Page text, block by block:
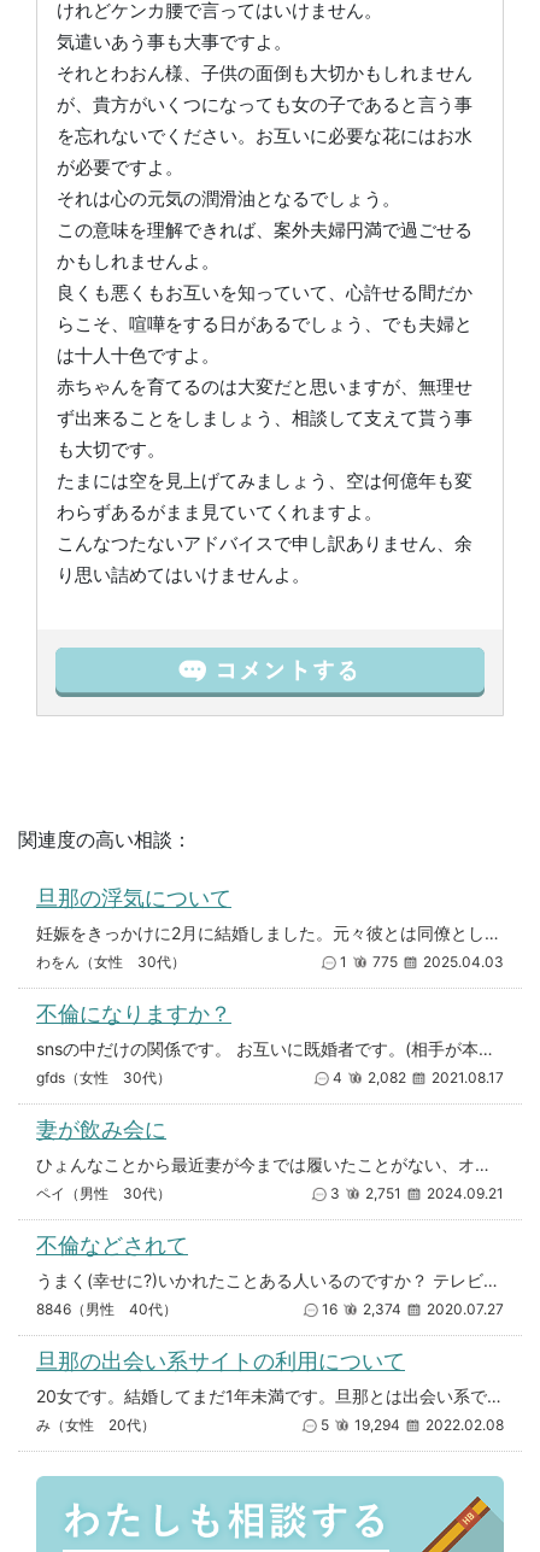
けれどケンカ腰で言ってはいけません。
気遣いあう事も大事ですよ。
それとわおん様、子供の面倒も大切かもしれません
が、貴方がいくつになっても女の子であると言う事
を忘れないでください。お互いに必要な花にはお水
が必要ですよ。
それは心の元気の潤滑油となるでしょう。
この意味を理解できれば、案外夫婦円満で過ごせる
かもしれませんよ。
良くも悪くもお互いを知っていて、心許せる間だか
らこそ、喧嘩をする日があるでしょう、でも夫婦と
は十人十色ですよ。
赤ちゃんを育てるのは大変だと思いますが、無理せ
ず出来ることをしましょう、相談して支えて貰う事
も大切です。
たまには空を見上げてみましょう、空は何億年も変
わらずあるがまま見ていてくれますよ。
こんなつたないアドバイスで申し訳ありません、余
り思い詰めてはいけませんよ。
関連度の高い相談：
旦那の浮気について
妊娠をきっかけに2月に結婚しました。元々彼とは同僚として働いていて、私が彼に好意を持っており体の関係をずるずる引きずり付
わをん（女性 30代） 1 775 2025.04.03
不倫になりますか？
snsの中だけの関係です。 お互いに既婚者です。(相手が本当かは分かりませんが) DMの中で親しいやり取り(過激なことも
gfds（女性 30代） 4 2,082 2021.08.17
妻が飲み会に
ひょんなことから最近妻が今までは履いたことがない、オシャレなＴバックを履いて飲み会に行っています。 初めは、女性なので
ペイ（男性 30代） 3 2,751 2024.09.21
不倫などされて
うまく(幸せに?)いかれたことある人いるのですか？ テレビでも前はひどかったし… うまくいくと思ってされてらっしゃ
8846（男性 40代） 16 2,374 2020.07.27
旦那の出会い系サイトの利用について
20女です。結婚してまだ1年未満です。旦那とは出会い系で知り合いました。 すごく優しく思いやりのある方なので 、私生活
み（女性 20代） 5 19,294 2022.02.08